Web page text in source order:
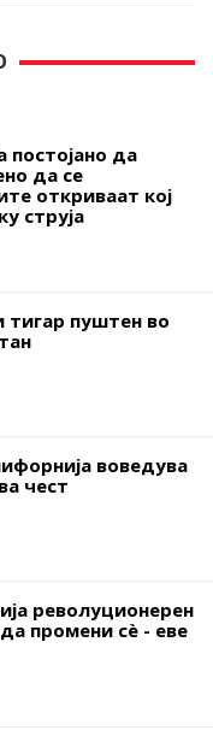
да
да се
откриваат кој
струја
тигар пуштен во
воведува
чест
револуционерен
промени сѐ - еве